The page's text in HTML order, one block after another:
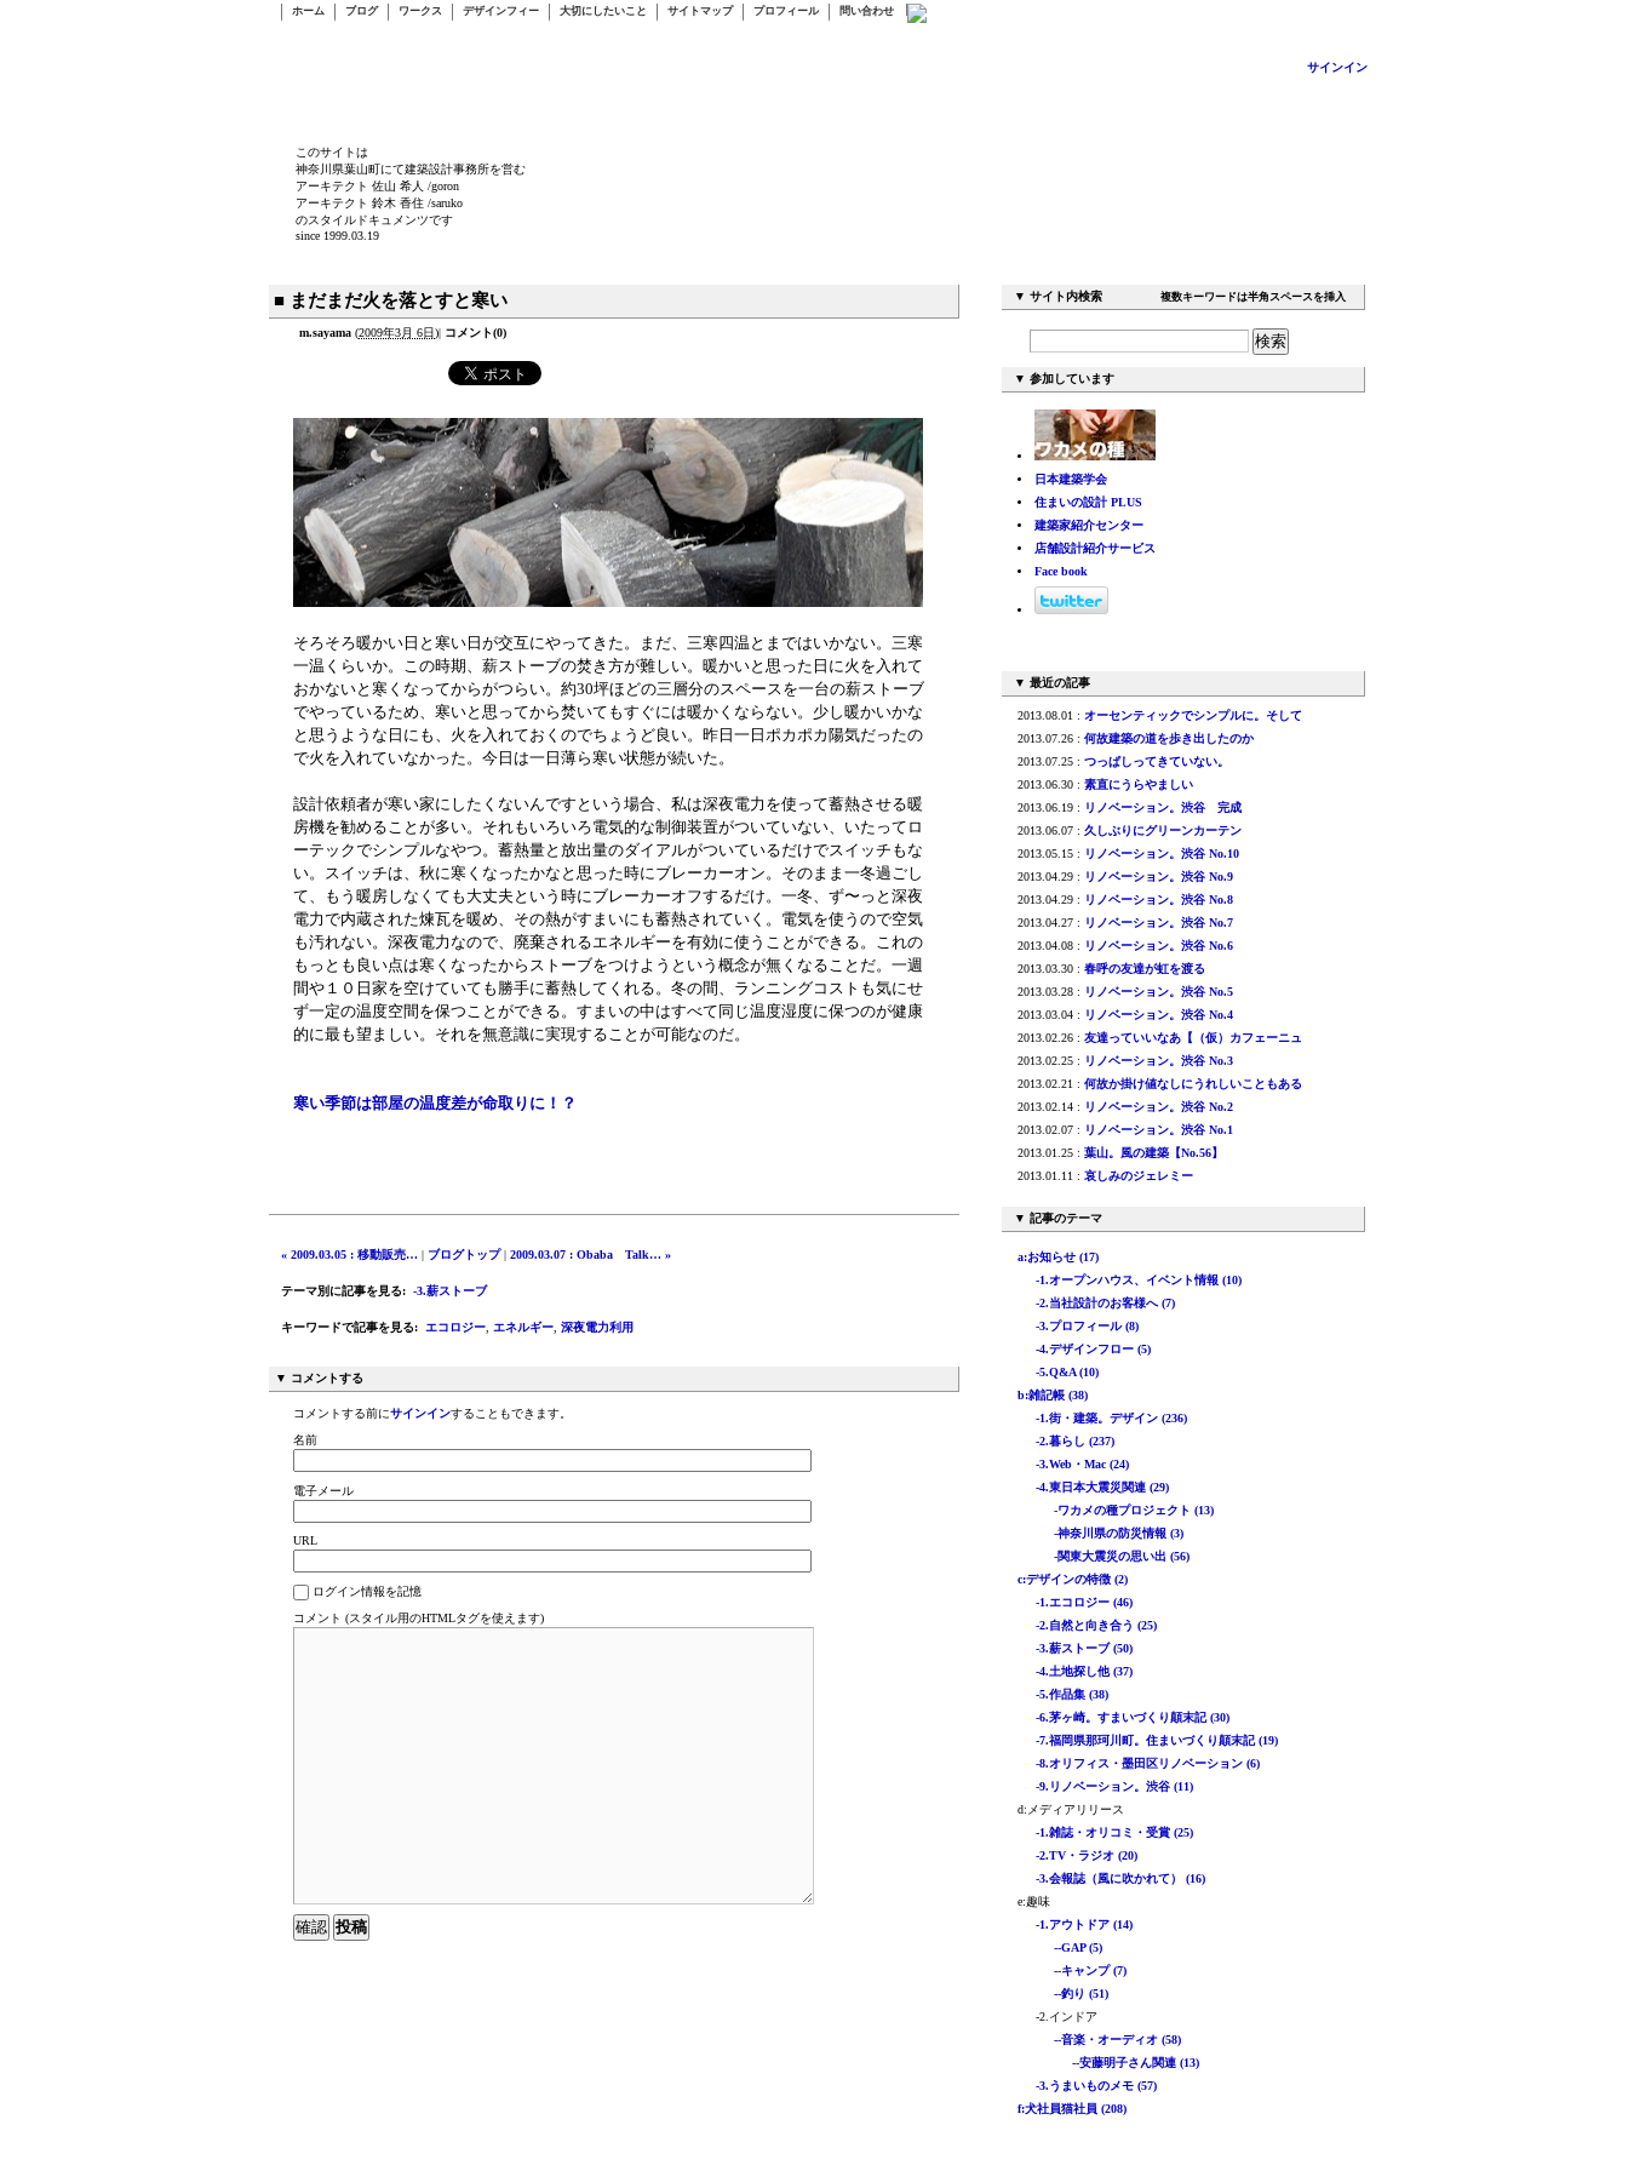
ホーム ブログ ワークス デザインフィー 大切にしたいこと サイトマップ プロフィール 問い合わせ
このサイトは
神奈川県葉山町にて建築設計事務所を営む
アーキテクト 佐山 希人 /goron
アーキテクト 鈴木 香住 /saruko
のスタイルドキュメンツです
since 1999.03.19
サインイン
■ まだまだ火を落とすと寒い
m.sayama (2009年3月 6日)| コメント(0)
そろそろ暖かい日と寒い日が交互にやってきた。まだ、三寒四温とまではいかない。三寒
一温くらいか。この時期、薪ストーブの焚き方が難しい。暖かいと思った日に火を入れて
おかないと寒くなってからがつらい。約30坪ほどの三層分のスペースを一台の薪ストーブ
でやっているため、寒いと思ってから焚いてもすぐには暖かくならない。少し暖かいかな
と思うような日にも、火を入れておくのでちょうど良い。昨日一日ポカポカ陽気だったの
で火を入れていなかった。今日は一日薄ら寒い状態が続いた。
設計依頼者が寒い家にしたくないんですという場合、私は深夜電力を使って蓄熱させる暖
房機を勧めることが多い。それもいろいろ電気的な制御装置がついていない、いたってロ
ーテックでシンプルなやつ。蓄熱量と放出量のダイアルがついているだけでスイッチもな
い。スイッチは、秋に寒くなったかなと思った時にブレーカーオン。そのまま一冬過ごし
て、もう暖房しなくても大丈夫という時にブレーカーオフするだけ。一冬、ず〜っと深夜
電力で内蔵された煉瓦を暖め、その熱がすまいにも蓄熱されていく。電気を使うので空気
も汚れない。深夜電力なので、廃棄されるエネルギーを有効に使うことができる。これの
もっとも良い点は寒くなったからストーブをつけようという概念が無くなることだ。一週
間や１０日家を空けていても勝手に蓄熱してくれる。冬の間、ランニングコストも気にせ
ず一定の温度空間を保つことができる。すまいの中はすべて同じ温度湿度に保つのが健康
的に最も望ましい。それを無意識に実現することが可能なのだ。
寒い季節は部屋の温度差が命取りに！？
« 2009.03.05 : 移動販売… | ブログトップ| 2009.03.07 : Obaba Talk… »
テーマ別に記事を見る: -3.薪ストーブ
キーワードで記事を見る: エコロジー, エネルギー, 深夜電力利用
▼ コメントする
コメントする前にサインインすることもできます。
名前
電子メール
URL
ログイン情報を記憶
コメント (スタイル用のHTMLタグを使えます)
▼ サイト内検索 複数キーワードは半角スペースを挿入
▼ 参加しています
日本建築学会
住まいの設計 PLUS
建築家紹介センター
店舗設計紹介サービス
Face book
▼ 最近の記事
2013.08.01 : オーセンティックでシンプルに。そして
2013.07.26 : 何故建築の道を歩き出したのか
2013.07.25 : つっぱしってきていない。
2013.06.30 : 素直にうらやましい
2013.06.19 : リノベーション。渋谷 完成
2013.06.07 : 久しぶりにグリーンカーテン
2013.05.15 : リノベーション。渋谷 No.10
2013.04.29 : リノベーション。渋谷 No.9
2013.04.29 : リノベーション。渋谷 No.8
2013.04.27 : リノベーション。渋谷 No.7
2013.04.08 : リノベーション。渋谷 No.6
2013.03.30 : 春呼の友達が虹を渡る
2013.03.28 : リノベーション。渋谷 No.5
2013.03.04 : リノベーション。渋谷 No.4
2013.02.26 : 友達っていいなあ【（仮）カフェーニュ
2013.02.25 : リノベーション。渋谷 No.3
2013.02.21 : 何故か掛け値なしにうれしいこともある
2013.02.14 : リノベーション。渋谷 No.2
2013.02.07 : リノベーション。渋谷 No.1
2013.01.25 : 葉山。風の建築【No.56】
2013.01.11 : 哀しみのジェレミー
▼ 記事のテーマ
a:お知らせ (17)
-1.オープンハウス、イベント情報 (10)
-2.当社設計のお客様へ (7)
-3.プロフィール (8)
-4.デザインフロー (5)
-5.Q&A (10)
b:雑記帳 (38)
-1.街・建築。デザイン (236)
-2.暮らし (237)
-3.Web・Mac (24)
-4.東日本大震災関連 (29)
-ワカメの種プロジェクト (13)
-神奈川県の防災情報 (3)
-関東大震災の思い出 (56)
c:デザインの特徴 (2)
-1.エコロジー (46)
-2.自然と向き合う (25)
-3.薪ストーブ (50)
-4.土地探し他 (37)
-5.作品集 (38)
-6.茅ヶ崎。すまいづくり顛末記 (30)
-7.福岡県那珂川町。住まいづくり顛末記 (19)
-8.オリフィス・墨田区リノベーション (6)
-9.リノベーション。渋谷 (11)
d:メディアリリース
-1.雑誌・オリコミ・受賞 (25)
-2.TV・ラジオ (20)
-3.会報誌（風に吹かれて） (16)
e:趣味
-1.アウトドア (14)
--GAP (5)
--キャンプ (7)
--釣り (51)
-2.インドア
--音楽・オーディオ (58)
--安藤明子さん関連 (13)
-3.うまいものメモ (57)
f:犬社員猫社員 (208)